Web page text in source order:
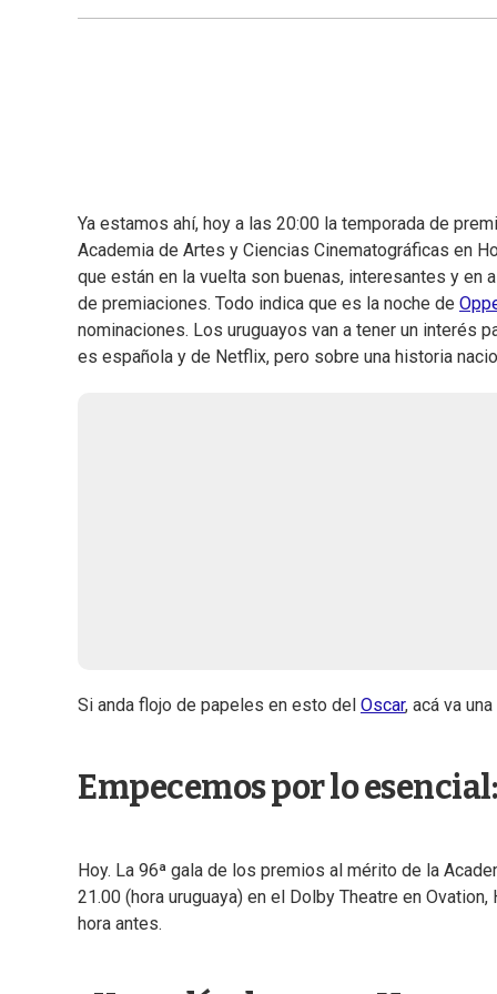
Ya estamos ahí, hoy a las 20:00 la temporada de
Academia de Artes y Ciencias Cinematográficas en
que están en la vuelta son buenas, interesantes y
de premiaciones. Todo indica que es la noche de
nominaciones. Los uruguayos van a tener un interés
es española y de Netflix, pero sobre una historia
Si anda flojo de papeles en esto del Oscar, acá va
Empecemos por lo
Hoy. La 96ª gala de los premios al mérito de la
21.00 (hora uruguaya) en el Dolby Theatre en
hora antes.